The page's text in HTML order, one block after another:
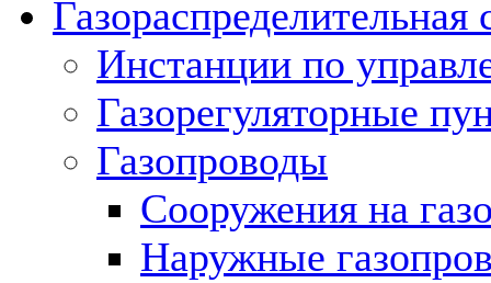
Газораспределительная
Инстанции по
Газорегуляторные
Газопроводы
Сооружения на
Наружные